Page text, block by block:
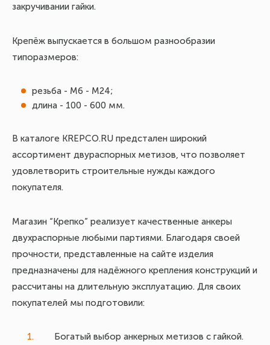
закручивании гайки.
Крепёж выпускается в большом разнообразии
типоразмеров:
резьба - М6 - М24;
длина - 100 - 600 мм.
В каталоге KREPCO.RU предстален широкий
ассортимент двураспорных метизов, что позволяет
удовлетворить строительные нужды каждого
покупателя.
Магазин “Крепко” реализует качественные анкеры
двухраспорные любыми партиями. Благодаря своей
прочности, представленные на сайте изделия
предназначены для надёжного крепления конструкций и
рассчитаны на длительную эксплуатацию. Для своих
покупателей мы подготовили:
Богатый выбор анкерных метизов с гайкой.